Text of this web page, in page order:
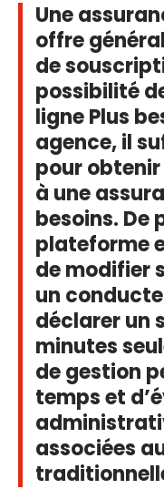
Une
offre
de
possibilité
ligne Plus
agence, il
pour
à une
besoins. De
plateforme
de modifier
un
déclarer un
minutes
de gestion
temps et
associées